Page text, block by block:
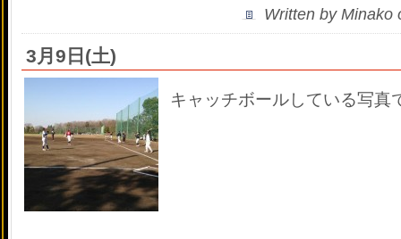
Written by Minako
3月9日(土)
キャッチボールしている写真